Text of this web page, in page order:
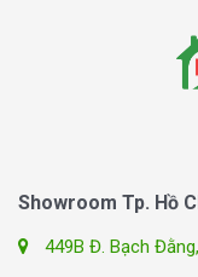
và an tâm sử
Chính sách
cấp chính sách
được yêu cầu
và quà tặng hấp
Kieler KL-
khuyến mãi.
Showroom Tp. Hồ
449B Đ. Bạch